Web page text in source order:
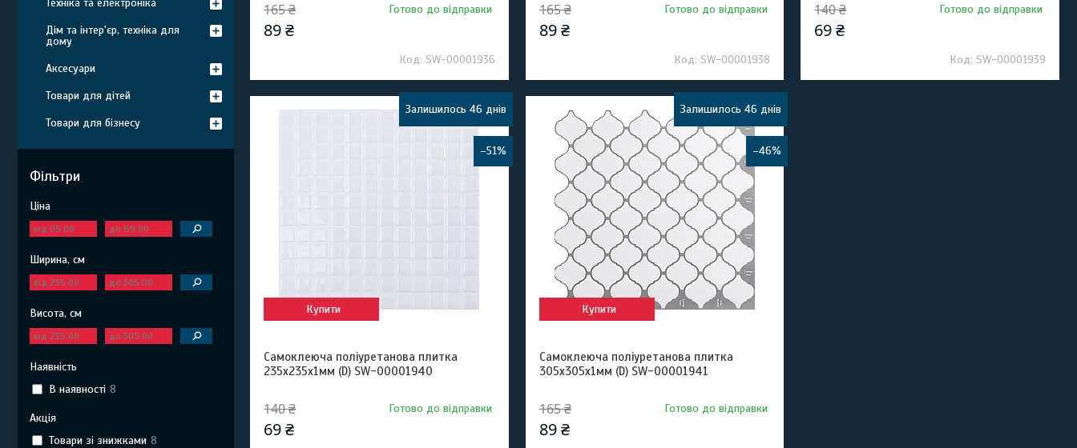
165 ₴
89 ₴
Готово до відправки
SW-00001936
165 ₴
89 ₴
Готово до відправки
SW-00001938
140 ₴
69 ₴
Готово до відправки
SW-00001939
–51%
Залишилось 46 днів
Купити
Самоклеюча поліуретанова плитка
235х235х1мм (D) SW-00001940
140 ₴
69 ₴
Готово до відправки
–46%
Залишилось 46 днів
Купити
Самоклеюча поліуретанова плитка
305х305х1мм (D) SW-00001941
165 ₴
89 ₴
Готово до відправки
Техніка та електроніка
Дім та інтер'єр, техніка для
дому
Аксесуари
Товари для дітей
Товари для бізнесу
Фільтри
Ціна
Ширина, см
Висота, см
Наявність
В наявності 8
Акція
Товари зі знижками 8